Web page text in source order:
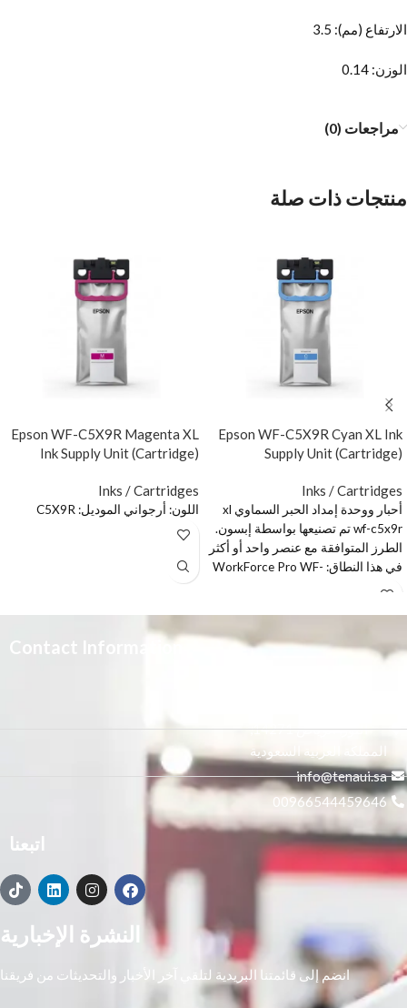
الارتفاع (مم): 3.5
الوزن: 0.14
مراجعات (0)
منتجات ذات صلة
Epson WF-C5X9R Cyan XL Ink
Supply Unit (Cartridge)
Inks / Cartridges
أحبار ووحدة إمداد الحبر السماوي xl
wf-c5x9r تم تصنيعها بواسطة إبسون.
الطرز المتوافقة مع عنصر واحد أو أكثر
في هذا النطاق: WorkForce Pro WF-
فورس برو WF-C529RDTW ؛
سلسلة WorkForce Pro WF-C529R.
Epson WF-C5X9R Magenta XL
Ink Supply Unit (Cartridge)
Inks / Cartridges
اللون: أرجواني الموديل: C5X9R
Contact Information
النور, الرياض 14271,
المملكة العربية السعودية
info@tenaui.sa
00966544459646
اتبعنا
النشرة الإخبارية
انضم إلى قائمتنا البريدية لتلقي آخر الأخبار والتحديثات من فريقنا